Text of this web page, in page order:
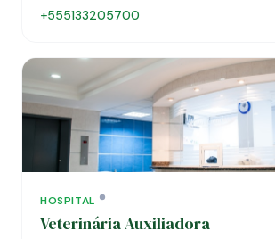
+555133205700
HOSPITAL
Veterinária Auxiliadora